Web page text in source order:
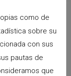
field empty.
como de
sobre su
con sus
pautas de
que